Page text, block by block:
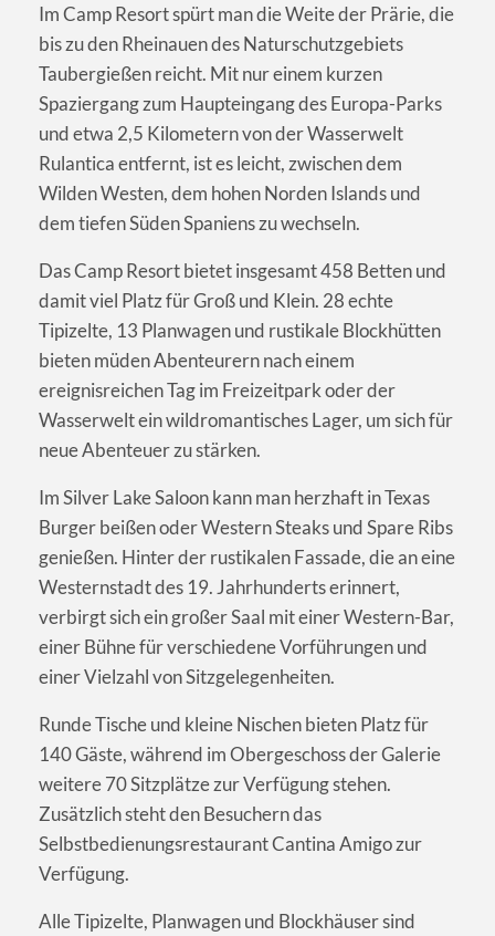
Im Camp Resort spürt man die Weite der Prärie, die
bis zu den Rheinauen des Naturschutzgebiets
Taubergießen reicht. Mit nur einem kurzen
Spaziergang zum Haupteingang des Europa-Parks
und etwa 2,5 Kilometern von der Wasserwelt
Rulantica entfernt, ist es leicht, zwischen dem
Wilden Westen, dem hohen Norden Islands und
dem tiefen Süden Spaniens zu wechseln.
Das Camp Resort bietet insgesamt 458 Betten und
damit viel Platz für Groß und Klein. 28 echte
Tipizelte, 13 Planwagen und rustikale Blockhütten
bieten müden Abenteurern nach einem
ereignisreichen Tag im Freizeitpark oder der
Wasserwelt ein wildromantisches Lager, um sich für
neue Abenteuer zu stärken.
Im Silver Lake Saloon kann man herzhaft in Texas
Burger beißen oder Western Steaks und Spare Ribs
genießen. Hinter der rustikalen Fassade, die an eine
Westernstadt des 19. Jahrhunderts erinnert,
verbirgt sich ein großer Saal mit einer Western-Bar,
einer Bühne für verschiedene Vorführungen und
einer Vielzahl von Sitzgelegenheiten.
Runde Tische und kleine Nischen bieten Platz für
140 Gäste, während im Obergeschoss der Galerie
weitere 70 Sitzplätze zur Verfügung stehen.
Zusätzlich steht den Besuchern das
Selbstbedienungsrestaurant Cantina Amigo zur
Verfügung.
Alle Tipizelte, Planwagen und Blockhäuser sind